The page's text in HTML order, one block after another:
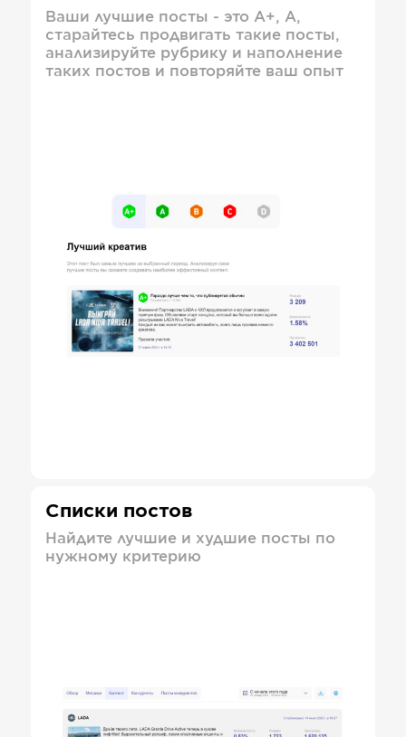
Ваши лучшие посты - это А+, А,
старайтесь продвигать такие посты,
анализируйте рубрику и наполнение
таких постов и повторяйте ваш опыт
Списки постов
Найдите лучшие и худшие посты по
нужному критерию